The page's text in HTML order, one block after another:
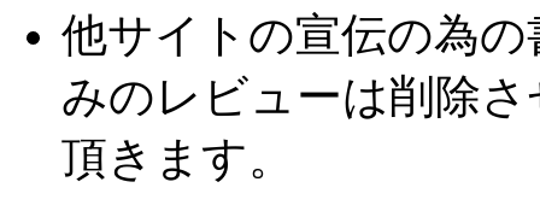
他サイトの宣伝の為の
みのレビューは削除さ
頂きます。